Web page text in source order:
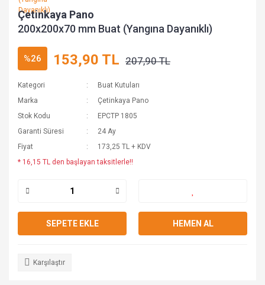
Çetinkaya Pano
200x200x70 mm Buat (Yangına Dayanıklı)
%26 153,90 TL 207,90 TL
Kategori
Buat Kutuları
Marka
Çetinkaya Pano
Stok Kodu
EPCTP 1805
Garanti Süresi
24 Ay
Fiyat
173,25 TL + KDV
* 16,15 TL den başlayan taksitlerle!!
SEPETE EKLE HEMEN AL
Karşılaştır